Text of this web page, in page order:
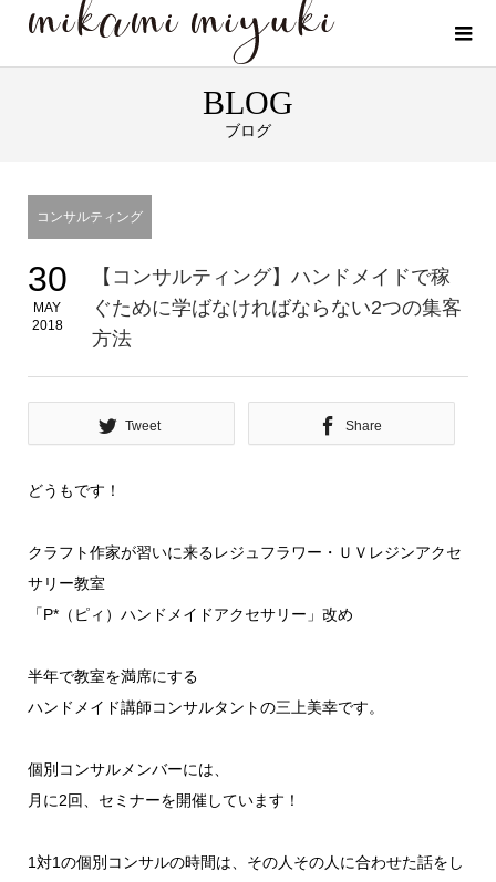
BLOG
ブログ
コンサルティング
30
MAY
2018
【コンサルティング】ハンドメイドで稼
ぐために学ばなければならない2つの集客
方法
Tweet Share
どうもです！
クラフト作家が習いに来るレジュフラワー・ＵＶレジンアクセ
サリー教室
「P*（ピィ）ハンドメイドアクセサリー」改め
半年で教室を満席にする
ハンドメイド講師コンサルタントの三上美幸です。
個別コンサルメンバーには、
月に2回、セミナーを開催しています！
1対1の個別コンサルの時間は、その人その人に合わせた話をし